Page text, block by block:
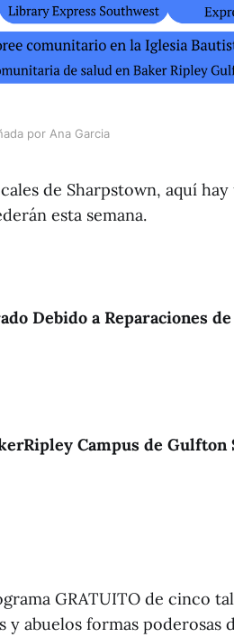
por Ana Garcia
de Sharpstown, aquí hay
esta semana.
Debido a Reparaciones
Campus de
GRATUITO de cinco
abuelos formas poderosas